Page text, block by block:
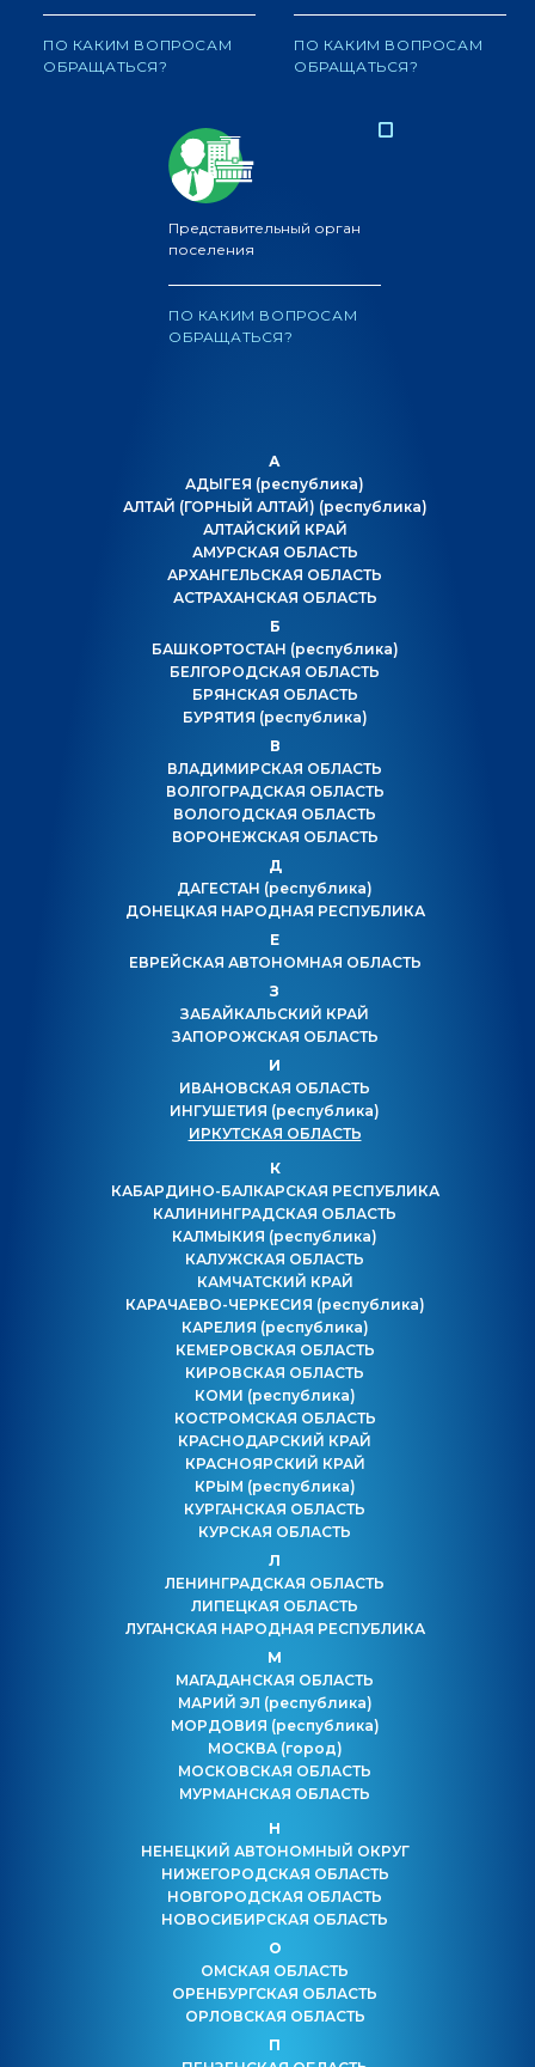
ПО КАКИМ ВОПРОСАМ
ОБРАЩАТЬСЯ?
ПО КАКИМ ВОПРОСАМ
ОБРАЩАТЬСЯ?
Представительный орган
поселения
ПО КАКИМ ВОПРОСАМ
ОБРАЩАТЬСЯ?
А
АДЫГЕЯ (республика)
АЛТАЙ (ГОРНЫЙ АЛТАЙ) (республика)
АЛТАЙСКИЙ КРАЙ
АМУРСКАЯ ОБЛАСТЬ
АРХАНГЕЛЬСКАЯ ОБЛАСТЬ
АСТРАХАНСКАЯ ОБЛАСТЬ
Б
БАШКОРТОСТАН (республика)
БЕЛГОРОДСКАЯ ОБЛАСТЬ
БРЯНСКАЯ ОБЛАСТЬ
БУРЯТИЯ (республика)
В
ВЛАДИМИРСКАЯ ОБЛАСТЬ
ВОЛГОГРАДСКАЯ ОБЛАСТЬ
ВОЛОГОДСКАЯ ОБЛАСТЬ
ВОРОНЕЖСКАЯ ОБЛАСТЬ
Д
ДАГЕСТАН (республика)
ДОНЕЦКАЯ НАРОДНАЯ РЕСПУБЛИКА
Е
ЕВРЕЙСКАЯ АВТОНОМНАЯ ОБЛАСТЬ
З
ЗАБАЙКАЛЬСКИЙ КРАЙ
ЗАПОРОЖСКАЯ ОБЛАСТЬ
И
ИВАНОВСКАЯ ОБЛАСТЬ
ИНГУШЕТИЯ (республика)
ИРКУТСКАЯ ОБЛАСТЬ
К
КАБАРДИНО-БАЛКАРСКАЯ РЕСПУБЛИКА
КАЛИНИНГРАДСКАЯ ОБЛАСТЬ
КАЛМЫКИЯ (республика)
КАЛУЖСКАЯ ОБЛАСТЬ
КАМЧАТСКИЙ КРАЙ
КАРАЧАЕВО-ЧЕРКЕСИЯ (республика)
КАРЕЛИЯ (республика)
КЕМЕРОВСКАЯ ОБЛАСТЬ
КИРОВСКАЯ ОБЛАСТЬ
КОМИ (республика)
КОСТРОМСКАЯ ОБЛАСТЬ
КРАСНОДАРСКИЙ КРАЙ
КРАСНОЯРСКИЙ КРАЙ
КРЫМ (республика)
КУРГАНСКАЯ ОБЛАСТЬ
КУРСКАЯ ОБЛАСТЬ
Л
ЛЕНИНГРАДСКАЯ ОБЛАСТЬ
ЛИПЕЦКАЯ ОБЛАСТЬ
ЛУГАНСКАЯ НАРОДНАЯ РЕСПУБЛИКА
М
МАГАДАНСКАЯ ОБЛАСТЬ
МАРИЙ ЭЛ (республика)
МОРДОВИЯ (республика)
МОСКВА (город)
МОСКОВСКАЯ ОБЛАСТЬ
МУРМАНСКАЯ ОБЛАСТЬ
Н
НЕНЕЦКИЙ АВТОНОМНЫЙ ОКРУГ
НИЖЕГОРОДСКАЯ ОБЛАСТЬ
НОВГОРОДСКАЯ ОБЛАСТЬ
НОВОСИБИРСКАЯ ОБЛАСТЬ
О
ОМСКАЯ ОБЛАСТЬ
ОРЕНБУРГСКАЯ ОБЛАСТЬ
ОРЛОВСКАЯ ОБЛАСТЬ
П